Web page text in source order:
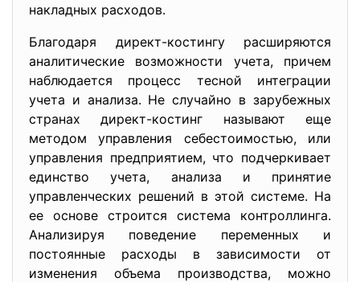
накладных расходов.
Благодаря директ-костингу расширяются
аналитические возможности учета, причем
наблюдается процесс тесной интеграции
учета и анализа. Не случайно в зарубежных
странах директ-костинг называют еще
методом управления себестоимостью, или
управления предприятием, что подчеркивает
единство учета, анализа и принятие
управленческих решений в этой системе. На
ее основе строится система контроллинга.
Анализируя поведение переменных и
постоянные расходы в зависимости от
изменения объема производства, можно